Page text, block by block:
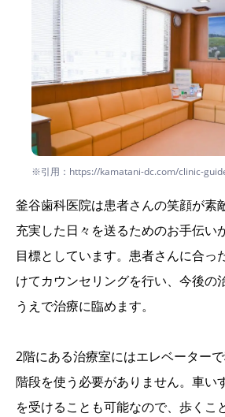
※引用：https://kamatani-dc.com/clinic-
釜谷歯科医院は患者さんの笑顔が素
充実した日々を送るためのお手伝い
目標としています。患者さんに合っ
けてカウンセリングを行い、今後の
うえで治療に臨めます。
2階にある治療室にはエレベーターで
階段を使う必要がありません。車い
を受けることも可能なので、歩くこ